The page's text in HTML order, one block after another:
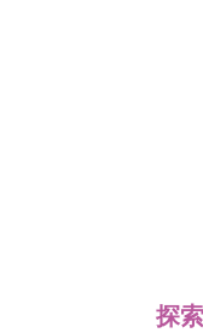
探